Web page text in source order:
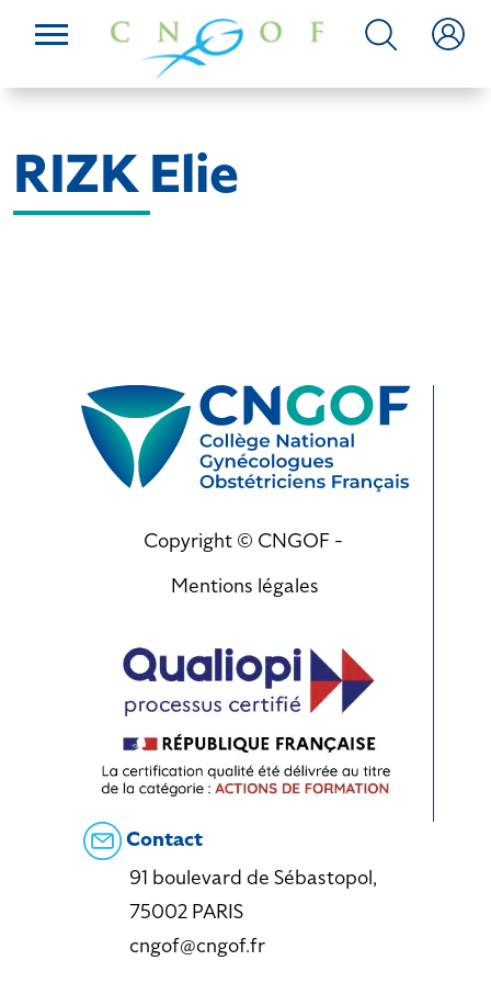
RIZK Elie
Copyright © CNGOF -
Mentions légales
Contact
91 boulevard de Sébastopol,
75002 PARIS
cngof@cngof.fr